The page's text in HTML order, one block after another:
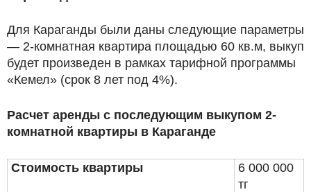
Для Караганды были даны следующие параметры
— 2-комнатная квартира площадью 60 кв.м, выкуп
будет произведен в рамках тарифной программы
«Кемел» (срок 8 лет под 4%).
Расчет аренды с последующим выкупом 2-
комнатной квартиры в Караганде
Стоимость квартиры
6 000 000
тг